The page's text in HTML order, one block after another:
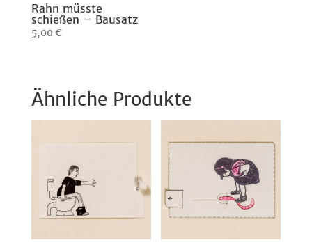
Rahn müsste
schießen – Bausatz
5,00 €
Ähnliche Produkte